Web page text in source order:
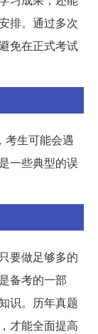
排。通过多次
免在正式考试
考生可能会遇
一些典型的误
要做足够多的
备考的一部
识。历年真题
才能全面提高